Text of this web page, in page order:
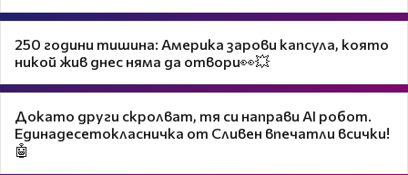
250 години тишина: Америка зарови капсула, която
никой жив днес няма да отвори👀💥
Докато други скролват, тя си направи AI робот.
Единадесетокласничка от Сливен впечатли всички!
🤖